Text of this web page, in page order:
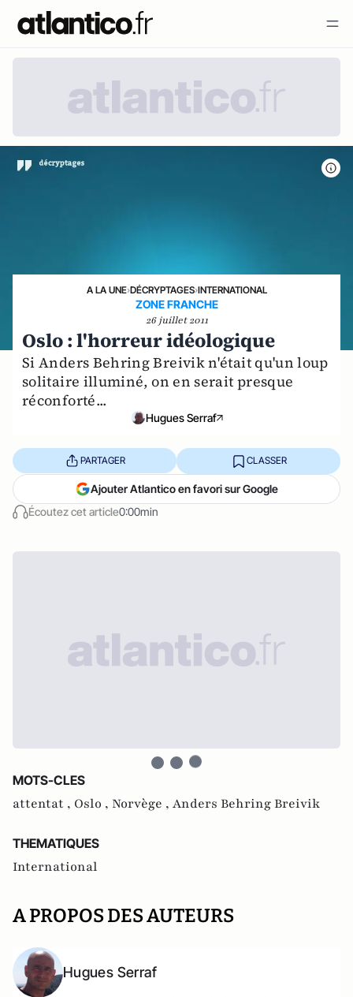
A LA UNE›DÉCRYPTAGES›INTERNATIONAL
ZONE FRANCHE
26 juillet 2011
Oslo : l'horreur idéologique
Si Anders Behring Breivik n'était qu'un loup
solitaire illuminé, on en serait presque
réconforté...
Hugues Serraf
Écoutez cet article0:00min
PARTAGER CLASSER
Ajouter Atlantico en favori sur Google
MOTS-CLES
attentat , Oslo , Norvège , Anders Behring Breivik
THEMATIQUES
International
A PROPOS DES AUTEURS
Hugues Serraf